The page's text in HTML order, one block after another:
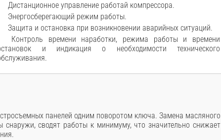
Дистанционное управление работай компрессора.
Энергосберегающий режим работы.
Защита и остановка при возникновении аварийных ситуаций.
Контроль времени наработки, режима работы и времени
и индикация о необходимости технического
панелей одним поворотом ключа. Замена масляного
сводят работы к минимуму, что значительно снижает